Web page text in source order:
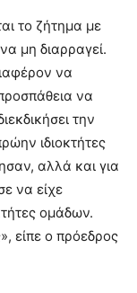
το ζήτημα με
μη διαρραγεί.
να
να
την
ιδιοκτήτες
αλλά και για
να είχε
ομάδων.
είπε ο πρόεδρος